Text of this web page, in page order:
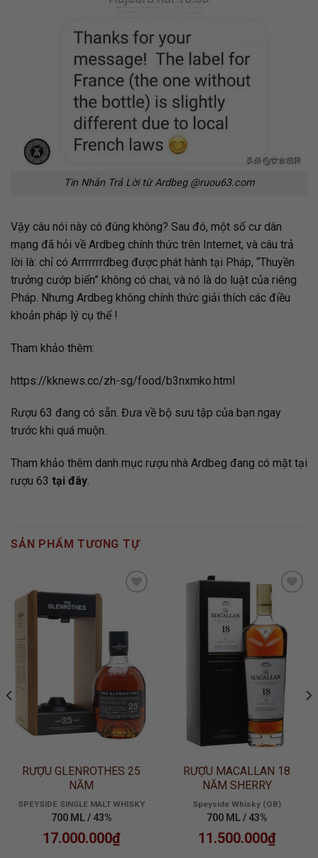
Tin Nhắn Trả Lời từ Ardbeg @ruou63.com
Vậy câu nói này có đúng không? Sau đó, một số cư dân
mạng đã hỏi về Ardbeg chính thức trên Internet, và câu trả
lời là: chỉ có Arrrrrrrdbeg được phát hành tại Pháp, “Thuyền
trưởng cướp biển” không có chai, và nó là do luật của riêng
Pháp. Nhưng Ardbeg không chính thức giải thích các điều
khoản pháp lý cụ thể !
Tham khảo thêm:
https://kknews.cc/zh-sg/food/b3nxmko.html
Rượu 63 đang có sẵn. Đưa về bộ sưu tập của bạn ngay
trước khi quá muộn.
Tham khảo thêm danh mục rượu nhà Ardbeg đang có mặt tại
rượu 63 tại đây.
SẢN PHẨM TƯƠNG TỰ
ADD TO
RƯỢU GLENROTHES 25
NĂM
SPEYSIDE SINGLE MALT WHISKY
700 ML / 43%
17.000.000₫
ADD TO
WISHLIST
RƯỢU MACALLAN 18
NĂM SHERRY
Speyside Whisky (OB)
700 ML / 43%
11.500.000₫